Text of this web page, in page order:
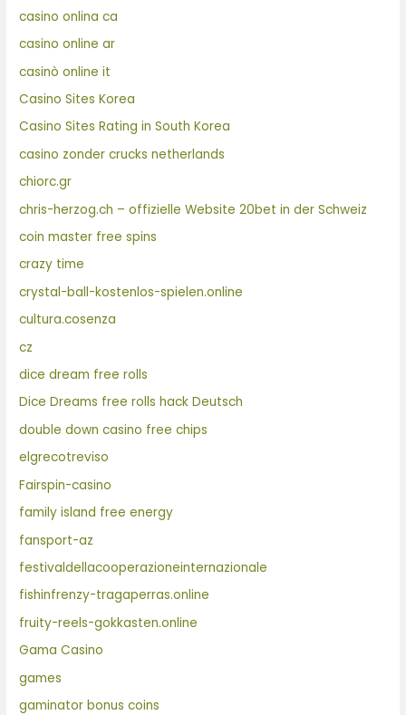
casino onlina ca
casino online ar
casinò online it
Casino Sites Korea
Casino Sites Rating in South Korea
casino zonder crucks netherlands
chiorc.gr
chris-herzog.ch – offizielle Website 20bet in der Schweiz
coin master free spins
crazy time
crystal-ball-kostenlos-spielen.online
cultura.cosenza
cz
dice dream free rolls
Dice Dreams free rolls hack Deutsch
double down casino free chips
elgrecotreviso
Fairspin-casino
family island free energy
fansport-az
festivaldellacooperazioneinternazionale
fishinfrenzy-tragaperras.online
fruity-reels-gokkasten.online
Gama Casino
games
gaminator bonus coins